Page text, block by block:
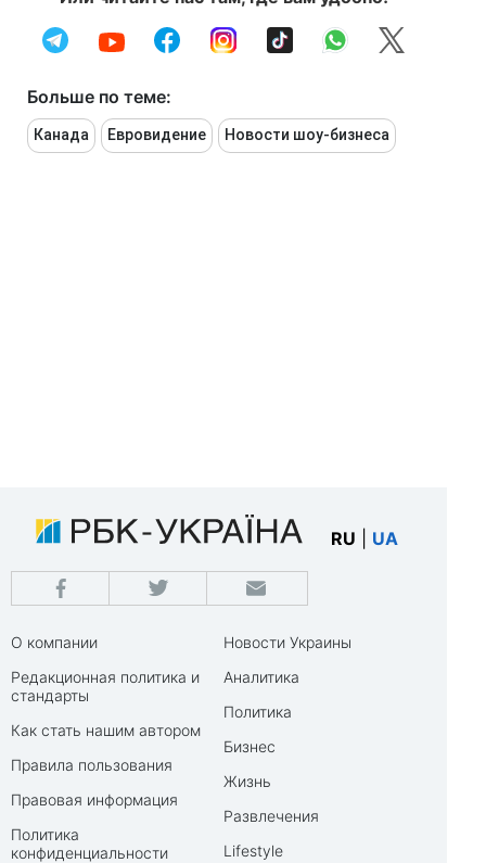
Больше по теме:
Канада Евровидение Новости шоу-бизнеса
RU UA
О компании
Редакционная политика и
стандарты
Как стать нашим автором
Правила пользования
Правовая информация
Политика
конфиденциальности
Новости Украины
Аналитика
Политика
Бизнес
Жизнь
Развлечения
Lifestyle